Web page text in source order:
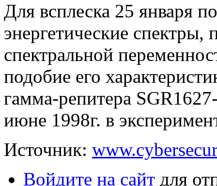
Для всплеска 25 января
энергетические спектры,
спектральной
подобие его
гамма-репитера
июне 1998г. в
Источник:
Войдите на сайт для